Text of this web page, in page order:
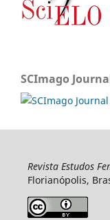
SCImago
Revista Estudos
Florianópolis,